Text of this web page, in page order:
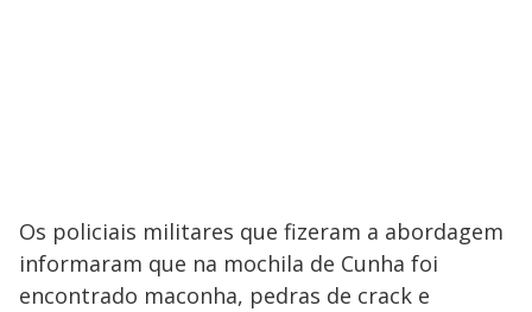
Os policiais militares que fizeram a abordagem
informaram que na mochila de Cunha foi
encontrado maconha, pedras de crack e